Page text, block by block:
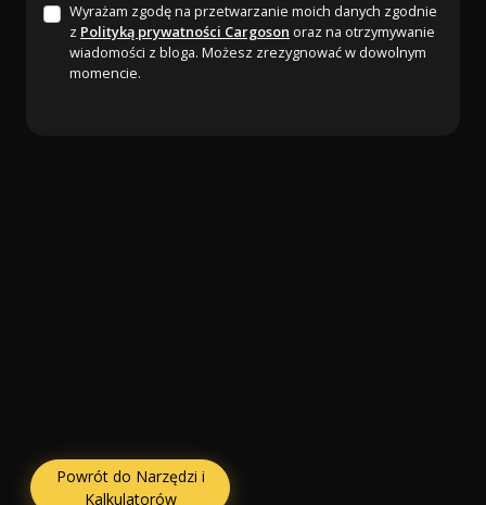
Wyrażam zgodę na przetwarzanie moich danych zgodnie
z Polityką prywatności Cargoson oraz na otrzymywanie
wiadomości z bloga. Możesz zrezygnować w dowolnym
momencie.
Powrót do Narzędzi i
Kalkulatorów